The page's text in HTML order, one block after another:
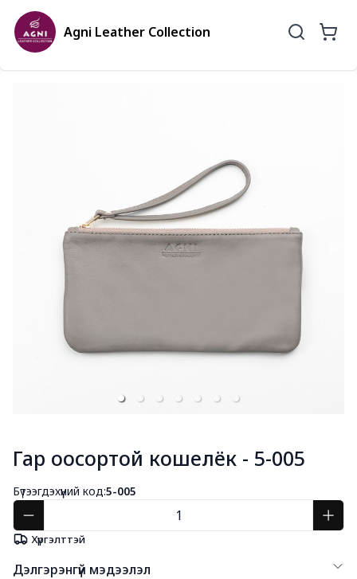
Agni Leather Collection
Гар оосортой кошелёк - 5-005
Бүтээгдэхүүний код:5-005
Хүргэлттэй
Дэлгэрэнгүй мэдээлэл